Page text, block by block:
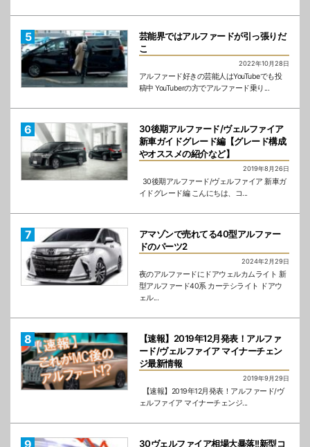
芸能界ではアルファードが引っ張りだ
こ
2022年10月28日
アルファード好きの芸能人はYouTubeでも投
稿中 YouTuberの方でアルファード乗り...
30後期アルファード/ヴェルファイア
新車ガイドグレード編【グレード構成
やオススメの紹介など】
2019年8月26日
30後期アルファード/ヴェルファイア 新車ガ
イドグレード編 こんにちは、コ...
アマゾンで売れてる40型アルファー
ドのパーツ2
2024年2月29日
夜のアルファードにドアウェルカムライト 新
型アルファード40系 カーテシライト ドアウ
ェル...
【速報】2019年12月発表！アルファ
ード/ヴェルファイア マイナーチェン
ジ最新情報
2019年9月29日
【速報】2019年12月発表！アルファード/ヴ
ェルファイア マイナーチェンジ...
30ヴェルファイア相場大暴落!!新型コ